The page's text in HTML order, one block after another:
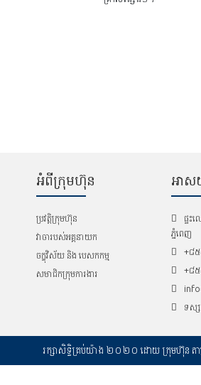
អំពីក្រុមហ៊ុន
ប្រវត្តិក្រុមហ៊ុន
វាចារបស់អគ្គនាយក
ចក្ខុវិស័យ និង បេសកកម្ម
សមាជិកក្រុមការងារ
អាសយ
ផ្ទះ
ភ្នំពេញ
+៨
+៨
ទស្ស
រក្សាសិទ្ធិគ្រប់យ៉ាង ២០២០ ដោយ ក្រុមហ៊ុន តា